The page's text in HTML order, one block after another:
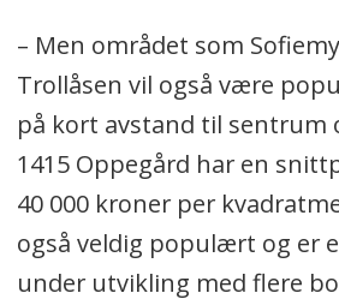
– Men området som
Trollåsen vil også være
på kort avstand til sentrum
1415 Oppegård har en
40 000 kroner per
også veldig populært og er
under utvikling med flere